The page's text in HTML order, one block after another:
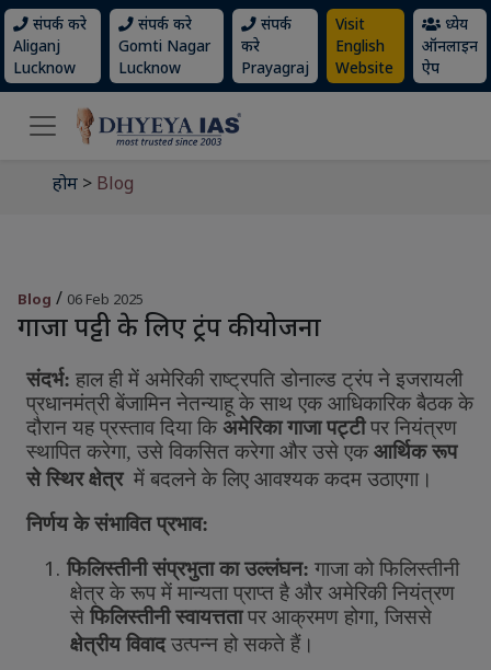
संपर्क करे
Aliganj
Lucknow
संपर्क करे
Gomti Nagar
Lucknow
संपर्क
करे
Prayagraj
Visit
English
Website
ध्येय
ऑनलाइन
ऐप
होम > Blog
Blog / 06 Feb 2025
गाजा पट्टी के लिए ट्रंप की योजना
संदर्भ: हाल ही में अमेरिकी राष्ट्रपति डोनाल्ड ट्रंप ने इजरायली
प्रधानमंत्री बेंजामिन नेतन्याहू के साथ एक आधिकारिक बैठक के
दौरान यह प्रस्ताव दिया कि अमेरिका गाजा पट्टी पर नियंत्रण
स्थापित करेगा, उसे विकसित करेगा और उसे एक आर्थिक रूप
से स्थिर क्षेत्र में बदलने के लिए आवश्यक कदम उठाएगा।
निर्णय के संभावित प्रभाव:
1. फिलिस्तीनी संप्रभुता का उल्लंघन: गाजा को फिलिस्तीनी
क्षेत्र के रूप में मान्यता प्राप्त है और अमेरिकी नियंत्रण
से फिलिस्तीनी स्वायत्तता पर आक्रमण होगा, जिससे
क्षेत्रीय विवाद उत्पन्न हो सकते हैं।